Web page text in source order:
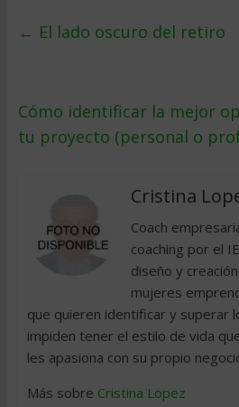
← El lado oscuro del retiro
Cómo identificar la mejor
tu proyecto (personal o
Cristina
Coach
coaching por el
diseño y
mujeres
que quieren identificar y superar
impiden tener el estilo de vida
les apasiona con su propio
Más sobre Cristina Lopez